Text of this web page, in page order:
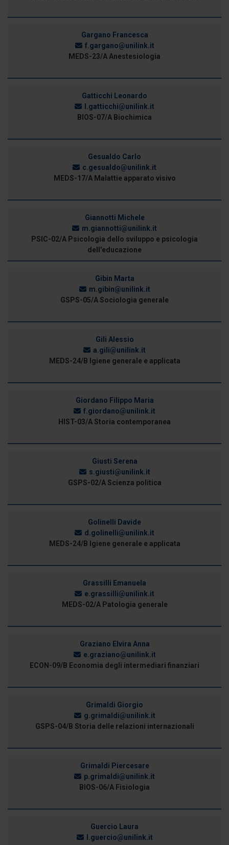
Gargano Francesca
f.gargano@unilink.it
MEDS-23/A Anestesiologia
Gatticchi Leonardo
l.gatticchi@unilink.it
BIOS-07/A Biochimica
Gesualdo Carlo
c.gesualdo@unilink.it
MEDS-17/A Malattie apparato visivo
Giannotti Michele
m.giannotti@unilink.it
PSIC-02/A Psicologia dello sviluppo e psicologia
dell'educazione
Gibin Marta
m.gibin@unilink.it
GSPS-05/A Sociologia generale
Gili Alessio
a.gili@unilink.it
MEDS-24/B Igiene generale e applicata
Giordano Filippo Maria
f.giordano@unilink.it
HIST-03/A Storia contemporanea
Giusti Serena
s.giusti@unilink.it
GSPS-02/A Scienza politica
Golinelli Davide
d.golinelli@unilink.it
MEDS-24/B Igiene generale e applicata
Grassilli Emanuela
e.grassilli@unilink.it
MEDS-02/A Patologia generale
Graziano Elvira Anna
e.graziano@unilink.it
ECON-09/B Economia degli intermediari finanziari
Grimaldi Giorgio
g.grimaldi@unilink.it
GSPS-04/B Storia delle relazioni internazionali
Grimaldi Piercesare
p.grimaldi@unilink.it
BIOS-06/A Fisiologia
Guercio Laura
l.guercio@unilink.it